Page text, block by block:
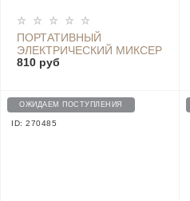
ПОРТАТИВНЫЙ
ЭЛЕКТРИЧЕСКИЙ МИКСЕР
YOUPIN EB01 WHITE
810 руб
ОЖИДАЕМ ПОСТУПЛЕНИЯ
ID: 270485